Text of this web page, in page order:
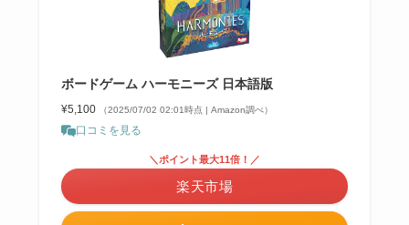
ボードゲーム ハーモニーズ 日本語版
¥5,100 （2025/07/02 02:01時点 | Amazon調べ）
口コミを見る
＼ポイント最大11倍！／
楽天市場